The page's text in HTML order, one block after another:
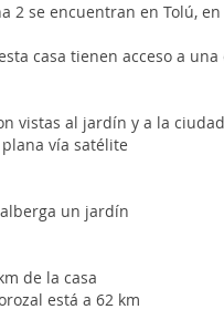
2 se encuentran en Tolú,
casa tienen acceso a
vistas al jardín y a la
vía satélite
un jardín
de la casa
está a 62 km